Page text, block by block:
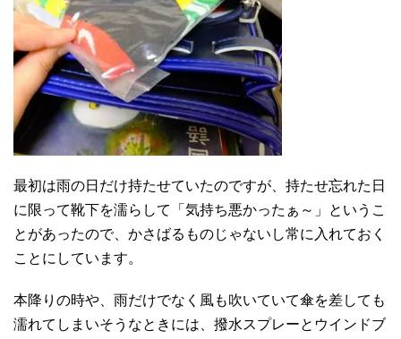
最初は雨の日だけ持たせていたのですが、持たせ忘れた日
に限って靴下を濡らして「気持ち悪かったぁ～」というこ
とがあったので、かさばるものじゃないし常に入れておく
ことにしています。
本降りの時や、雨だけでなく風も吹いていて傘を差しても
濡れてしまいそうなときには、撥水スプレーとウインドブ